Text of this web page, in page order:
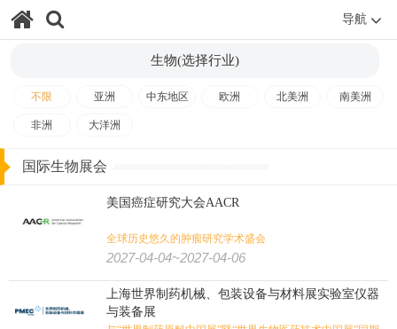
导航
生物(选择行业)
不限 亚洲 中东地区 欧洲 北美洲 南美洲
非洲 大洋洲
国际生物展会
美国癌症研究大会AACR
全球历史悠久的肿瘤研究学术盛会
2027-04-04~2027-04-06
上海世界制药机械、包装设备与材料展实验室仪器
与装备展